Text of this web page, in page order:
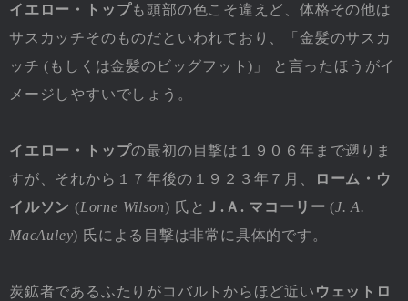
イエロー・トップも頭部の色こそ違えど、体格その他は
サスカッチそのものだといわれており、「金髪のサスカ
ッチ (もしくは金髪のビッグフット)」 と言ったほうがイ
メージしやすいでしょう。
イエロー・トップの最初の目撃は１９０６年まで遡りま
すが、それから１７年後の１９２３年７月、
ローム・ウ
イルソン (Lorne Wilson) 氏と Ｊ.Ａ. マコーリー (J. A.
MacAuley) 氏による目撃は非常に具体的です。
炭鉱者であるふたりがコバルトからほど近い ウェットロ